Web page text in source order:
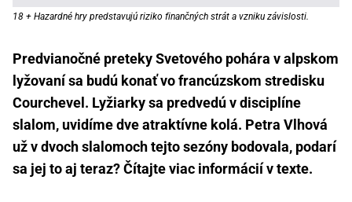
18 + Hazardné hry predstavujú riziko finančných strát a vzniku závislosti.
Predvianočné preteky Svetového pohára v alpskom
lyžovaní sa budú konať vo francúzskom stredisku
Courchevel. Lyžiarky sa predvedú v disciplíne
slalom, uvidíme dve atraktívne kolá. Petra Vlhová
už v dvoch slalomoch tejto sezóny bodovala, podarí
sa jej to aj teraz? Čítajte viac informácií v texte.